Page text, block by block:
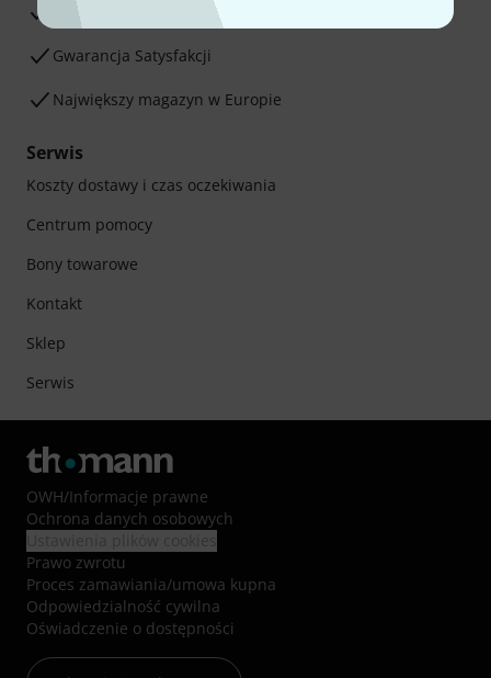
Porada naszych ekspertów
Gwarancja Satysfakcji
Największy magazyn w Europie
Serwis
Koszty dostawy i czas oczekiwania
Centrum pomocy
Bony towarowe
Kontakt
Sklep
Serwis
OWH/Informacje prawne
Ochrona danych osobowych
Prawo zwrotu
Proces zamawiania/umowa kupna
Odpowiedzialność cywilna
Oświadczenie o dostępności